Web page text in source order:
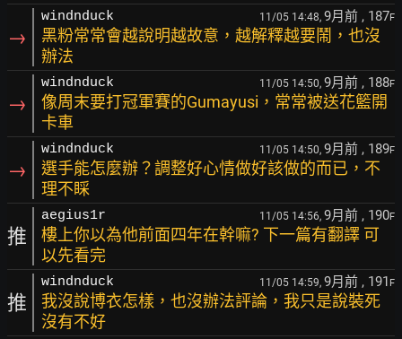
→
windnduck 11/05 14:48, 9月前 , 187F
黑粉常常會越說明越故意，越解釋越要鬧，也沒
辦法
→
windnduck 11/05 14:50, 9月前 , 188F
像周末要打冠軍賽的Gumayusi，常常被送花籃開
卡車
→
windnduck 11/05 14:50, 9月前 , 189F
選手能怎麼辦？調整好心情做好該做的而已，不
理不睬
推
aegius1r 11/05 14:56, 9月前 , 190F
樓上你以為他前面四年在幹嘛? 下一篇有翻譯 可
以先看完
推
windnduck 11/05 14:59, 9月前 , 191 F
我沒說博衣怎樣，也沒辦法評論，我只是說裝死
沒有不好